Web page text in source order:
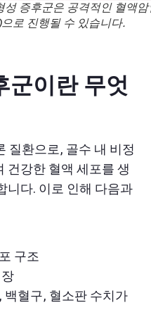
성 증후군은 공격적인 혈액암
로 진행될 수 있습니다.
군이란 무엇
질환으로, 골수 내 비정
건강한 혈액 세포를 생
니다. 이로 인해 다음과
구조
백혈구, 혈소판 수치가